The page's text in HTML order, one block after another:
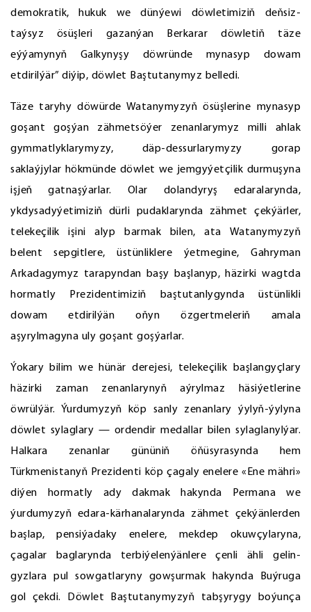
demokratik, hukuk we dünýewi döwletimiziň deňsiz-
taýsyz ösüşleri gazanýan Berkarar döwletiň täze
eýýamynyň Galkynyşy döwründe mynasyp dowam
etdirilýär” diýip, döwlet Baştutanymyz belledi.
Täze taryhy döwürde Watanymyzyň ösüşlerine mynasyp
goşant goşýan zähmetsöýer zenanlarymyz milli ahlak
gymmatlyklarymyzy, däp-dessurlarymyzy gorap
saklaýjylar hökmünde döwlet we jemgyýetçilik durmuşyna
işjeň gatnaşýarlar. Olar dolandyryş edaralarynda,
ykdysadyýetimiziň dürli pudaklarynda zähmet çekýärler,
telekeçilik işini alyp barmak bilen, ata Watanymyzyň
belent sepgitlere, üstünliklere ýetmegine, Gahryman
Arkadagymyz tarapyndan başy başlanyp, häzirki wagtda
hormatly Prezidentimiziň baştutanlygynda üstünlikli
dowam etdirilýän oňyn özgertmeleriň amala
aşyrylmagyna uly goşant goşýarlar.
Ýokary bilim we hünär derejesi, telekeçilik başlangyçlary
häzirki zaman zenanlarynyň aýrylmaz häsiýetlerine
öwrülýär. Ýurdumyzyň köp sanly zenanlary ýylyň-ýylyna
döwlet sylaglary — ordendir medallar bilen sylaglanylýar.
Halkara zenanlar gününiň öňüsyrasynda hem
Türkmenistanyň Prezidenti köp çagaly enelere «Ene mähri»
diýen hormatly ady dakmak hakynda Permana we
ýurdumyzyň edara-kärhanalarynda zähmet çekýänlerden
başlap, pensiýadaky enelere, mekdep okuwçylaryna,
çagalar baglarynda terbiýelenýänlere çenli ähli gelin-
gyzlara pul sowgatlaryny gowşurmak hakynda Buýruga
gol çekdi. Döwlet Baştutanymyzyň tabşyrygy boýunça